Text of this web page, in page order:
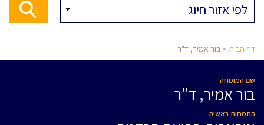
דף הבית > בור אמיר, ד"ר
שם המומחה
בור אמיר, ד"ר
התמחות ראשית